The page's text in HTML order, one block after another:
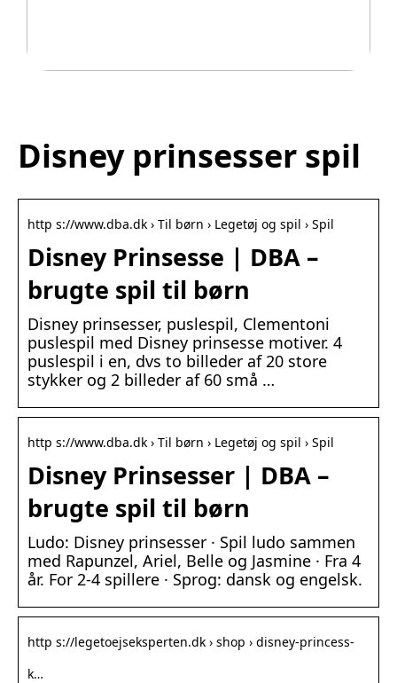
Disney prinsesser spil
http s://www.dba.dk › Til børn › Legetøj og spil › Spil
Disney Prinsesse | DBA –
brugte spil til børn
Disney prinsesser, puslespil, Clementoni
puslespil med Disney prinsesse motiver. 4
puslespil i en, dvs to billeder af 20 store
stykker og 2 billeder af 60 små …
http s://www.dba.dk › Til børn › Legetøj og spil › Spil
Disney Prinsesser | DBA –
brugte spil til børn
Ludo: Disney prinsesser · Spil ludo sammen
med Rapunzel, Ariel, Belle og Jasmine · Fra 4
år. For 2-4 spillere · Sprog: dansk og engelsk.
http s://legetoejseksperten.dk › shop › disney-princess-
k…